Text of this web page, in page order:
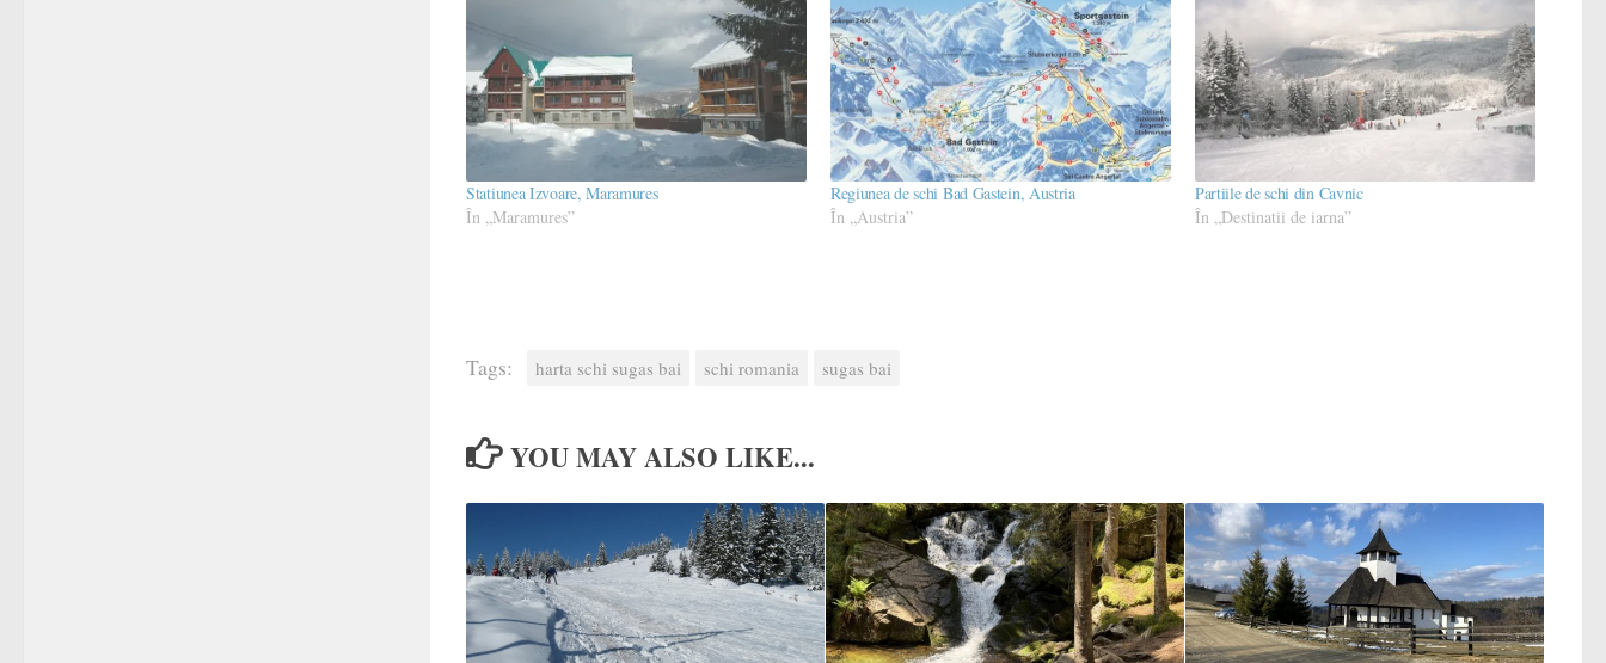
Statiunea Izvoare, Maramures
În „Maramures”
Regiunea de schi Bad Gastein, Austria
În „Austria”
Partiile de schi din Cavnic
În „Destinatii de iarna”
Tags: harta schi sugas bai schi romania sugas bai
YOU MAY ALSO LIKE...